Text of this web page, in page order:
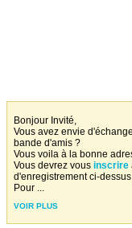
Bonjour Invité,
Vous avez envie
bande d'amis ?
Vous voila à la bonne
Vous devrez vous inscrire
d'enregistrement ci-
Pour ...
VOIR PLUS